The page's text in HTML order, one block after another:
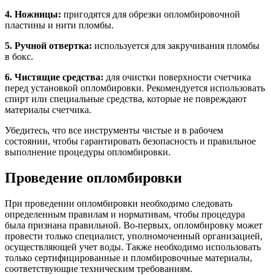
4. Ножницы: пригодятся для обрезки опломбировочной
пластины и нити пломбы.
5. Ручной отвертка: используется для закручивания пломбы
в бокс.
6. Чистящие средства: для очистки поверхности счетчика
перед установкой опломбировки. Рекомендуется использовать
спирт или специальные средства, которые не повреждают
материалы счетчика.
Убедитесь, что все инструменты чистые и в рабочем
состоянии, чтобы гарантировать безопасность и правильное
выполнение процедуры опломбировки.
Проведение опломбировки
При проведении опломбировки необходимо следовать
определенным правилам и нормативам, чтобы процедура
была признана правильной. Во-первых, опломбировку может
провести только специалист, уполномоченный организацией,
осуществляющей учет воды. Также необходимо использовать
только сертифицированные и пломбировочные материалы,
соответствующие техническим требованиям.